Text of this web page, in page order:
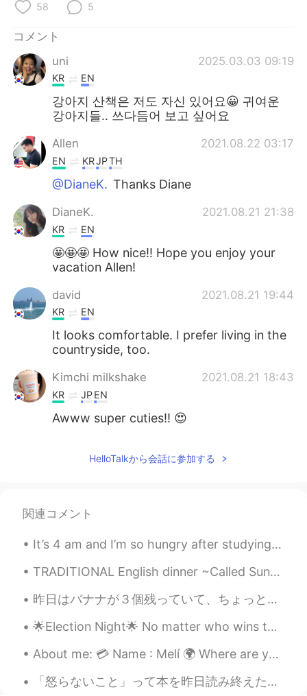
58 5
コメント
uni
2025.03.03 09:19
KR EN
강아지 산책은 저도 자신 있어요😀 귀여운
강아지들.. 쓰다듬어 보고 싶어요
Allen 2021.08.22 03:17
EN KRJPTH
@DianeK. Thanks Diane
DianeK. 2021.08.21 21:38
KR EN
🤩🤩🤩 How nice!! Hope you enjoy your
vacation Allen!
david 2021.08.21 19:44
KR EN
It looks comfortable. I prefer living in the
countryside, too.
Kimchi milkshake 2021.08.21 18:43
KR JPEN
Awww super cuties!! 😍
HelloTalkから会話に参加する
関連コメント
It’s 4 am and I’m so hungry after studying Korean, Japanese and Chinese! My brain is hungry! So I...
TRADITIONAL English dinner ~Called Sunday dinner/Roast 🥧🍖🍗🦴🥩🥓 伝統的な英国料理の夕食 〜サンデーディナー/ローストと呼ばれる H...
昨日はバナナが３個残っていて、ちょっと新鮮じゃなさそうに見えて、「どうしよう?」と考えました。で、去年美味しいバナナブレッドを作ったのを思い出しまた。 その頃いい製法を見つけて自分自身の味覚似...
🌟Election Night🌟 No matter who wins the election, I’m sure a lot of people are having the same di...
About me: 💳 Name : Melí 🌍 Where are you from? : USA 🇺🇸 📈 Height : 153cm (5ft) 👁️ Eye color : B...
「怒らないこと」って本を昨日読み終えたんですけど、仏教の教えが僕はすごく響きます。完璧な人間は世界で一人もいないから、他人にたいして怒りを感じるのは、自分が正しい、自分が完全な人間、というくだら...